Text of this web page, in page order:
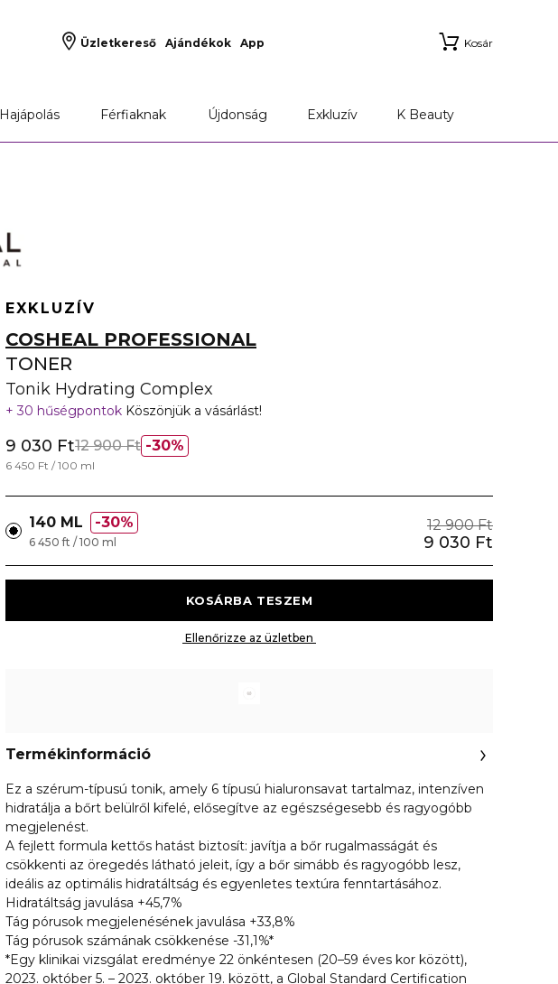
Üzletkereső Ajándékok App Kosár
Hajápolás Férfiaknak Újdonság Exkluzív K Beauty
EXKLUZÍV
COSHEAL PROFESSIONAL
TONER
Tonik Hydrating Complex
30 hűségpontok Köszönjük a vásárlást!
30%
9 030 Ft12 900 Ft
6 450 Ft / 100 ml
140 ML 30% 12 900 Ft
9 030 Ft
6 450 ft / 100 ml
Termékinformáció
Ez a szérum-típusú tonik, amely 6 típusú hialuronsavat tartalmaz, intenzíven
hidratálja a bőrt belülről kifelé, elősegítve az egészségesebb és ragyogóbb
megjelenést.
A fejlett formula kettős hatást biztosít: javítja a bőr rugalmasságát és
csökkenti az öregedés látható jeleit, így a bőr simább és ragyogóbb lesz,
ideális az optimális hidratáltság és egyenletes textúra fenntartásához.
Hidratáltság javulása +45,7%
Tág pórusok megjelenésének javulása +33,8%
Tág pórusok számának csökkenése -31,1%*
*Egy klinikai vizsgálat eredménye 22 önkéntesen (20–59 éves kor között),
2023. október 5. – 2023. október 19. között, a Global Standard Certification